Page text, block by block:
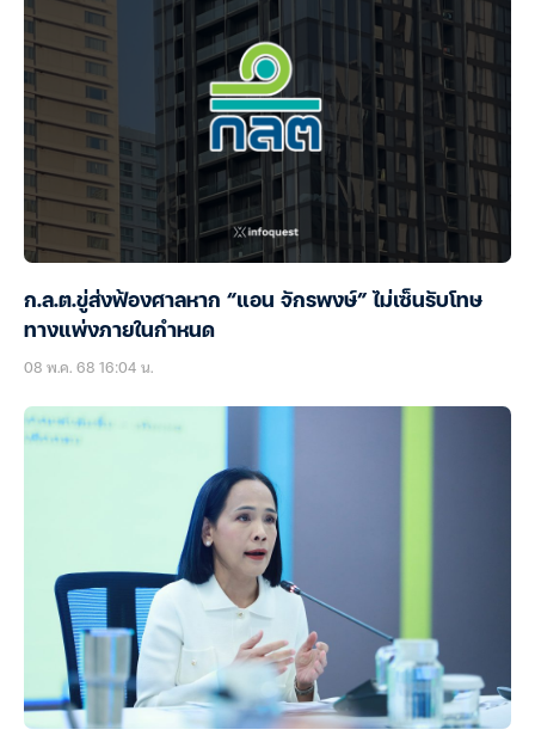
ก.ล.ต.ขู่ส่งฟ้องศาลหาก “แอน จักรพงษ์” ไม่เซ็นรับโทษ
ทางแพ่งภายในกำหนด
08 พ.ค. 68 16:04 น.